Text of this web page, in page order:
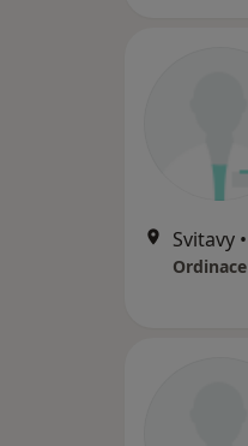
Svitavy •
Ordinace